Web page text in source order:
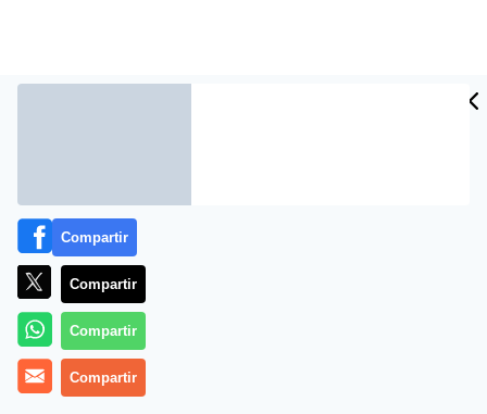
Más información
Compartir
Compartir
Compartir
Compartir